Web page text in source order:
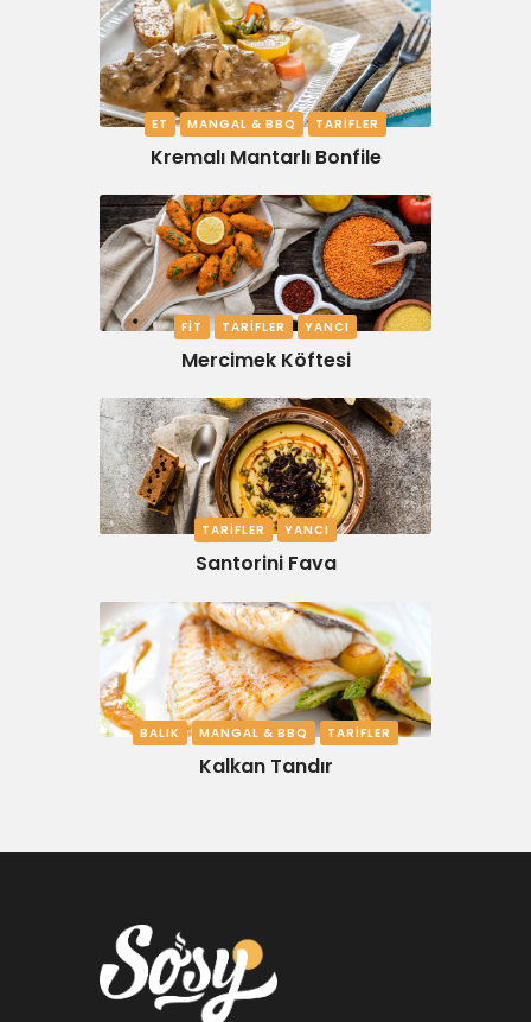
ET MANGAL & BBQ TARIFLER
Kremalı Mantarlı Bonfile
FIT TARIFLER YANCI
Mercimek Köftesi
TARIFLER YANCI
Santorini Fava
BALIK MANGAL & BBQ TARIFLER
Kalkan Tandır